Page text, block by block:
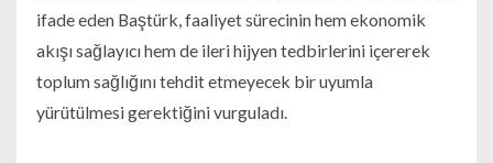
ifade eden Baştürk, faaliyet sürecinin hem ekonomik
akışı sağlayıcı hem de ileri hijyen tedbirlerini içererek
toplum sağlığını tehdit etmeyecek bir uyumla
yürütülmesi gerektiğini vurguladı.